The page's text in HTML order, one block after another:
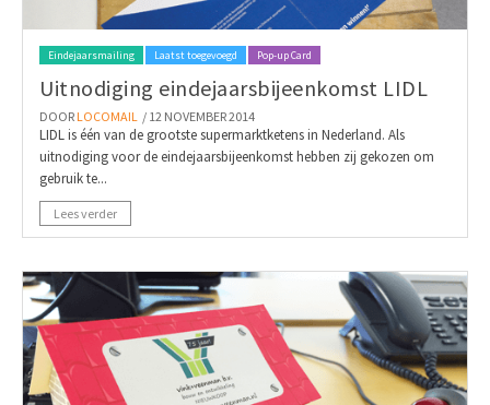
Eindejaarsmailing Laatst toegevoegd Pop-up Card
Uitnodiging eindejaarsbijeenkomst LIDL
DOOR LOCOMAIL / 12 NOVEMBER 2014
LIDL is één van de grootste supermarktketens in Nederland. Als
uitnodiging voor de eindejaarsbijeenkomst hebben zij gekozen om
gebruik te...
Lees verder